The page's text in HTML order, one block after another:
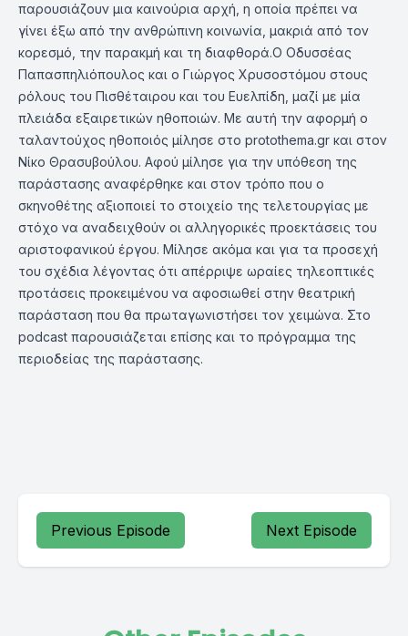
παρουσιάζουν μια καινούρια αρχή, η οποία πρέπει να
γίνει έξω από την ανθρώπινη κοινωνία, μακριά από τον
κορεσμό, την παρακμή και τη διαφθορά.Ο Οδυσσέας
Παπασπηλιόπουλος και ο Γιώργος Χρυσοστόμου στους
ρόλους του Πισθέταιρου και του Ευελπίδη, μαζί με μία
πλειάδα εξαιρετικών ηθοποιών. Με αυτή την αφορμή ο
ταλαντούχος ηθοποιός μίλησε στο protothema.gr και στον
Νίκο Θρασυβούλου. Αφού μίλησε για την υπόθεση της
παράστασης αναφέρθηκε και στον τρόπο που ο
σκηνοθέτης αξιοποιεί το στοιχείο της τελετουργίας με
στόχο να αναδειχθούν οι αλληγορικές προεκτάσεις του
αριστοφανικού έργου. Μίλησε ακόμα και για τα προσεχή
του σχέδια λέγοντας ότι απέρριψε ωραίες τηλεοπτικές
προτάσεις προκειμένου να αφοσιωθεί στην θεατρική
παράσταση που θα πρωταγωνιστήσει τον χειμώνα. Στο
podcast παρουσιάζεται επίσης και το πρόγραμμα της
περιοδείας της παράστασης.
Previous Episode Next Episode